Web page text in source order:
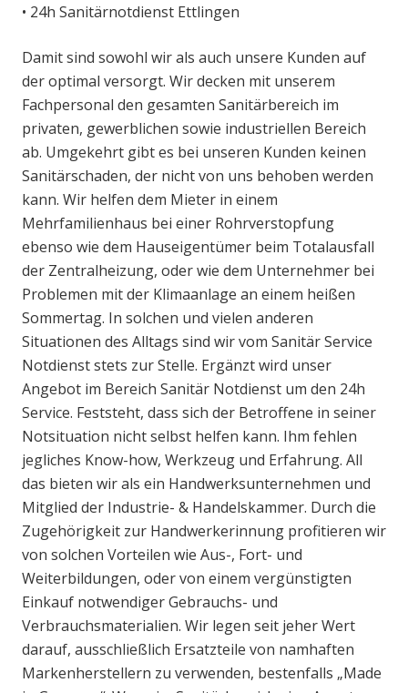
• 24h Sanitärnotdienst Ettlingen
Damit sind sowohl wir als auch unsere Kunden auf
der optimal versorgt. Wir decken mit unserem
Fachpersonal den gesamten Sanitärbereich im
privaten, gewerblichen sowie industriellen Bereich
ab. Umgekehrt gibt es bei unseren Kunden keinen
Sanitärschaden, der nicht von uns behoben werden
kann. Wir helfen dem Mieter in einem
Mehrfamilienhaus bei einer Rohrverstopfung
ebenso wie dem Hauseigentümer beim Totalausfall
der Zentralheizung, oder wie dem Unternehmer bei
Problemen mit der Klimaanlage an einem heißen
Sommertag. In solchen und vielen anderen
Situationen des Alltags sind wir vom Sanitär Service
Notdienst stets zur Stelle. Ergänzt wird unser
Angebot im Bereich Sanitär Notdienst um den 24h
Service. Feststeht, dass sich der Betroffene in seiner
Notsituation nicht selbst helfen kann. Ihm fehlen
jegliches Know-how, Werkzeug und Erfahrung. All
das bieten wir als ein Handwerksunternehmen und
Mitglied der Industrie- & Handelskammer. Durch die
Zugehörigkeit zur Handwerkerinnung profitieren wir
von solchen Vorteilen wie Aus-, Fort- und
Weiterbildungen, oder von einem vergünstigten
Einkauf notwendiger Gebrauchs- und
Verbrauchsmaterialien. Wir legen seit jeher Wert
darauf, ausschließlich Ersatzteile von namhaften
Markenherstellern zu verwenden, bestenfalls „Made